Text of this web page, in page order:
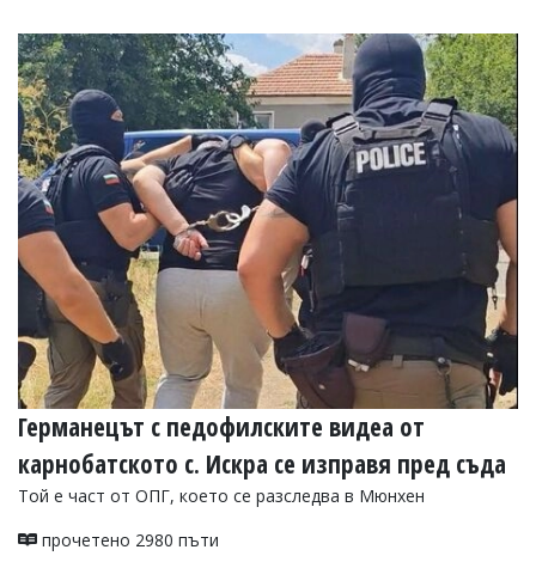
Германецът с педофилските видеа от
карнобатското с. Искра се изправя пред съда
Той е част от ОПГ, което се разследва в Мюнхен
прочетено 2980 пъти